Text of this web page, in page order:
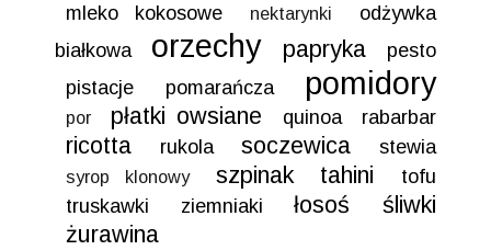
mleko kokosowe
nektarynki
odżywka
białkowa
orzechy papryka
pesto
pistacje
pomarańcza pomidory
por płatki owsiane quinoa rabarbar
ricotta rukola soczewica stewia
syrop klonowy szpinak tahini
tofu
truskawki
ziemniaki łosoś
śliwki
żurawina